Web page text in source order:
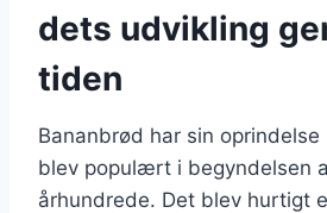
dets udvikling
tiden
Bananbrød har sin
blev populært i begyndelsen
århundrede. Det blev hurtigt